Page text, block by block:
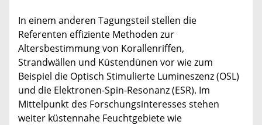
In einem anderen Tagungsteil stellen die
Referenten effiziente Methoden zur
Altersbestimmung von Korallenriffen,
Strandwällen und Küstendünen vor wie zum
Beispiel die Optisch Stimulierte Lumineszenz (OSL)
und die Elektronen-Spin-Resonanz (ESR). Im
Mittelpunkt des Forschungsinteresses stehen
weiter küstennahe Feuchtgebiete wie